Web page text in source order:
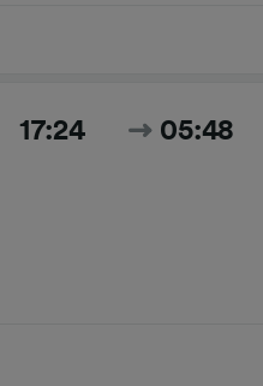
17:24 05:48